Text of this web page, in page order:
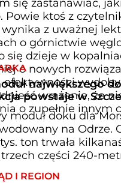
się zastanawiać,
Powie ktoś z
z uważnej
o górnictwie
się dzieje w
o nowych
efektywności
wrażenie, że
o zupełnie innym
największego
powstaje w
moduł doku dla
na Odrze.
ton trwała
części 240-
I REGION